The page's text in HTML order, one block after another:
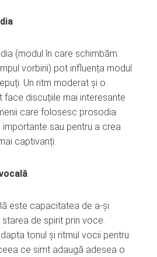
(modul în care schimbăm
vorbirii) pot influența modul
Un ritm moderat și o
discuțiile mai interesante
care folosesc prosodia
importante sau pentru a crea
captivanți.
este capacitatea de a-și
de spirit prin voce.
tonul și ritmul vocii pentru
ce simt adaugă adesea o